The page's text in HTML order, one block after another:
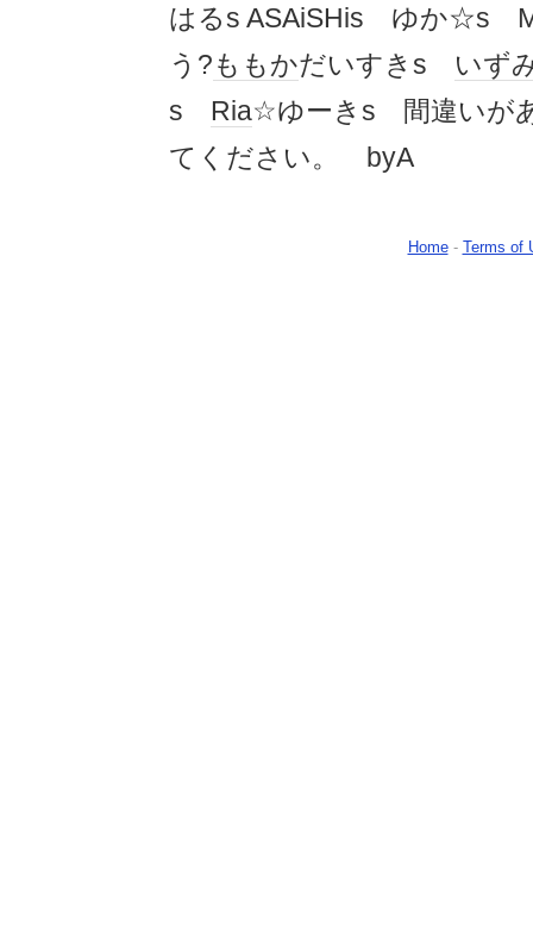
はるs ASAiSHis ゆか☆s
う?ももかだいすきs いず
s Ria☆ゆーきs 間違いが
てくださ
Home- Terms of